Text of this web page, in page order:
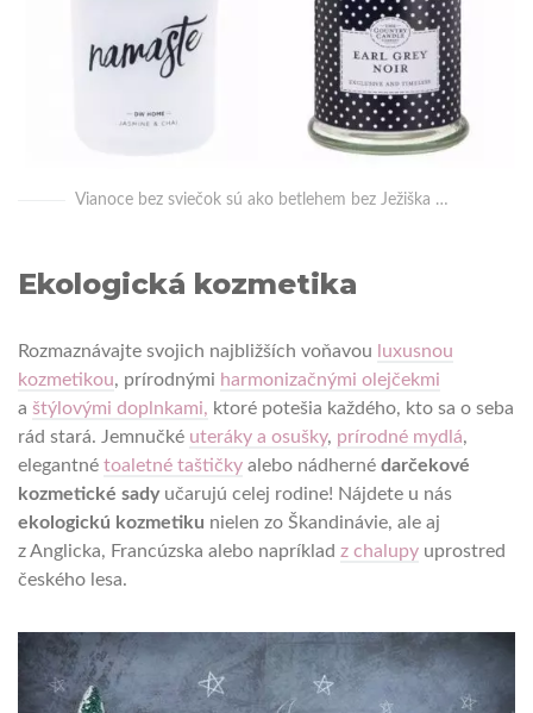
Vianoce bez sviečok sú ako betlehem bez Ježiška …
Ekologická kozmetika
Rozmaznávajte svojich najbližších voňavou
luxusnou
kozmetikou, prírodnými harmonizačnými olejčekmi
a štýlovými doplnkami, ktoré potešia každého, kto sa o seba
rád stará. Jemnučké uteráky a osušky, prírodné mydlá,
elegantné toaletné taštičky alebo nádherné darčekové
kozmetické sadyučarujú celej rodine! Nájdete u nás
ekologickú kozmetiku nielen zo Škandinávie, ale aj
z Anglicka, Francúzska alebo napríklad z chalupy uprostred
českého lesa.